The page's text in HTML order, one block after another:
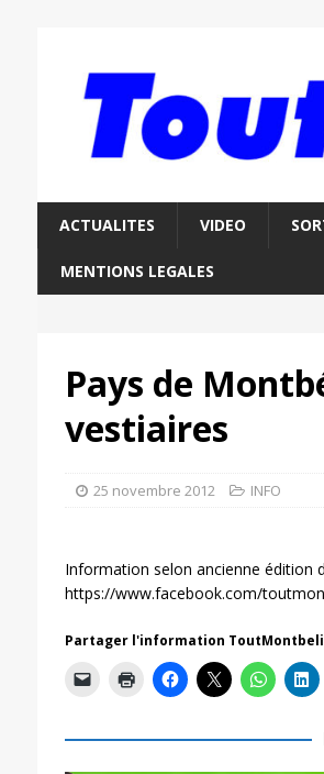
ACTUALITES VIDEO
MENTIONS LEGALES
Pays de
vestiaires
25 novembre 2012 INFO
Information selon ancienne édition
https://www.facebook.com/
Partager l'information